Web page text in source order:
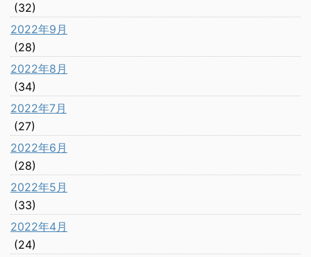
(32)
2022年9月
(28)
2022年8月
(34)
2022年7月
(27)
2022年6月
(28)
2022年5月
(33)
2022年4月
(24)